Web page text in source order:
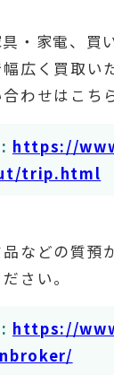
・家電、買
広く買取い
合わせはこち
https://
trip.html
などの質預
さい。
https://